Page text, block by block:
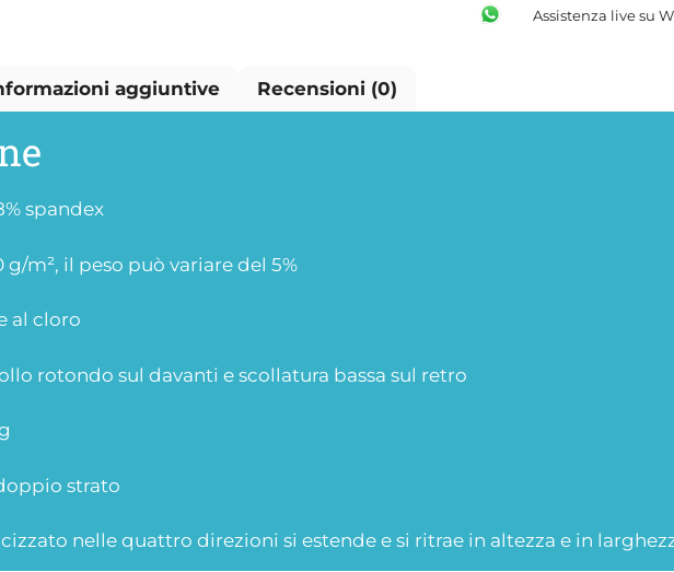
Assistenza live su
aggiuntive Recensioni (0)
spandex
g/m², il peso può variare del 5%
al cloro
rotondo sul davanti e scollatura bassa sul retro
strato
nelle quattro direzioni si estende e si ritrae in altezza e in